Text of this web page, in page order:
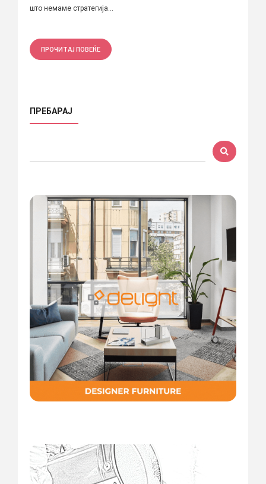
што немаме стратегија...
ПРОЧИТАЈ ПОВЕЌЕ
ПРЕБАРАЈ